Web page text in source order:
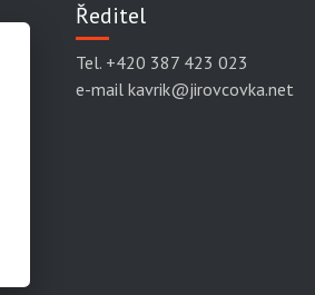
Ředitel
Tel. +420 387 423 023
e-mail kavrik@jirovcovka.net